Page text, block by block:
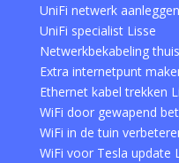
UniFi netwerk
UniFi specialist Lisse
Netwerkbekabeling
Extra internetpunt
Ethernet kabel trekken
WiFi door gewapend
WiFi in de tuin
WiFi voor Tesla update